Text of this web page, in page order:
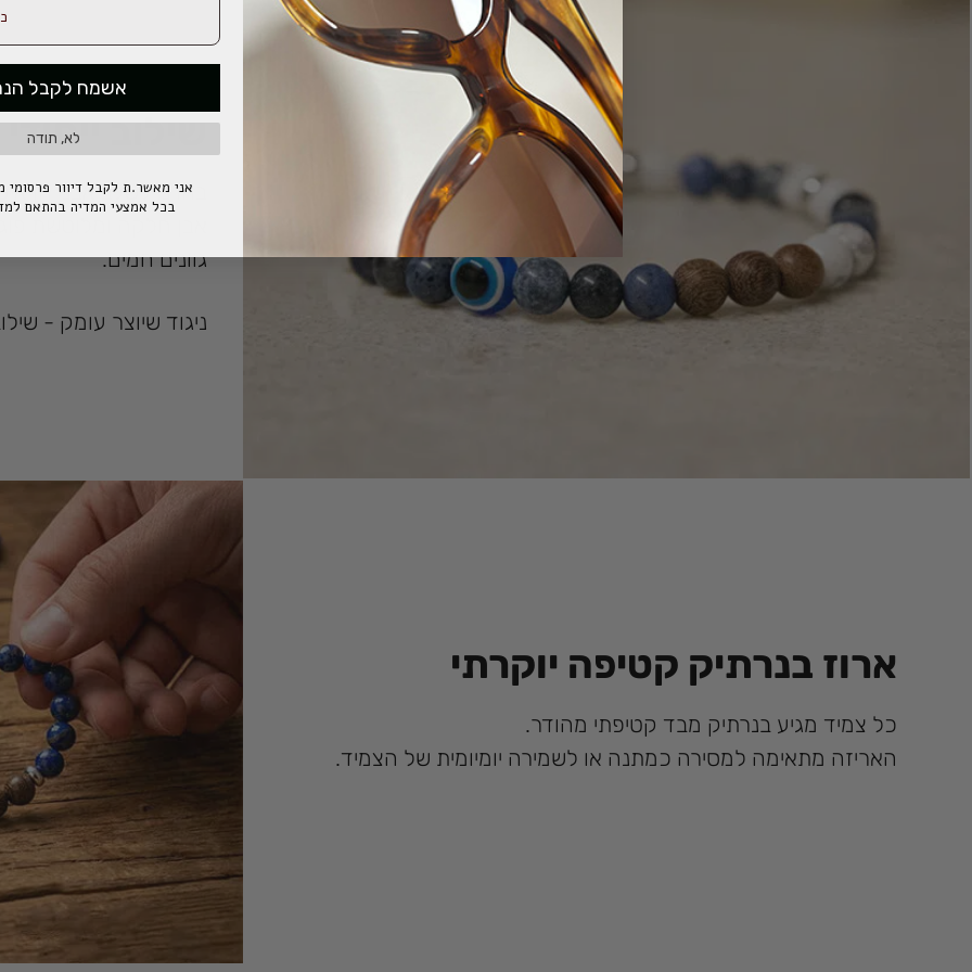
שילוב
בחרנו לשלב אבני חן
אבן חלקה ומלוטשת
גוונים חמים.
ניגוד שיוצר עומק -
ארוז בנרתיק קטיפה יוקרתי
כל צמיד מגיע בנרתיק מבד קטיפתי מהודר.
האריזה מתאימה למסירה כמתנה או לשמירה יומיומית של הצמיד.
אשמח לקבל
לא, תודה
אני מאשר.ת לקבל דיוור פרסומי
בכל אמצעי המדיה בהתאם